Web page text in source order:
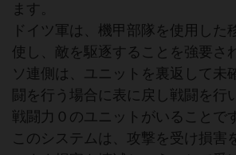
ます。
ドイツ軍は、機甲部隊を使用した
使し、敵を駆逐することを強要さ
ソ連側は、ユニットを裏返して未
闘を行う場合に表に戻し戦闘を行
戦闘力０のユニットがいることで
このシステムは、攻撃を受け損害